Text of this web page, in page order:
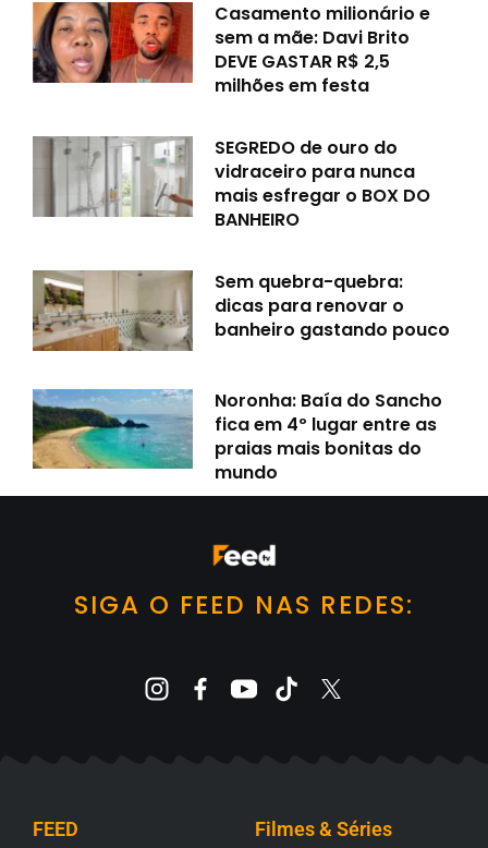
Casamento milionário e
sem a mãe: Davi Brito
DEVE GASTAR R$ 2,5
milhões em festa
SEGREDO de ouro do
vidraceiro para nunca
mais esfregar o BOX DO
BANHEIRO
Sem quebra-quebra:
dicas para renovar o
banheiro gastando pouco
Noronha: Baía do Sancho
fica em 4º lugar entre as
praias mais bonitas do
mundo
SIGA O FEED NAS REDES:
FEED Filmes & Séries